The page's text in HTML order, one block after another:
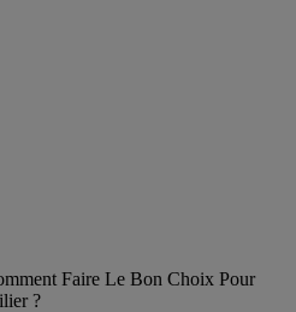
Faire Le Bon Choix Pour
?